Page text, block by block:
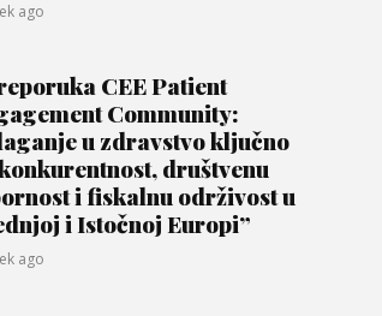
ago
CEE Patient
Community:
u zdravstvo ključno
društvenu
i fiskalnu održivost u
i Istočnoj Europi”
ago